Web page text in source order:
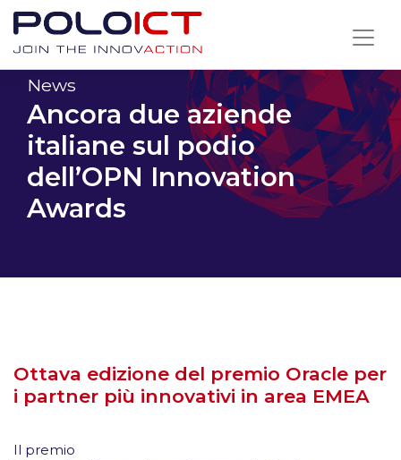
Skip
contentNews
Ancora due aziende
italiane sul podio
dell’OPN Innovation
Awards
Ottava edizione del premio Oracle per
i partner più innovativi in area EMEA
Il premio